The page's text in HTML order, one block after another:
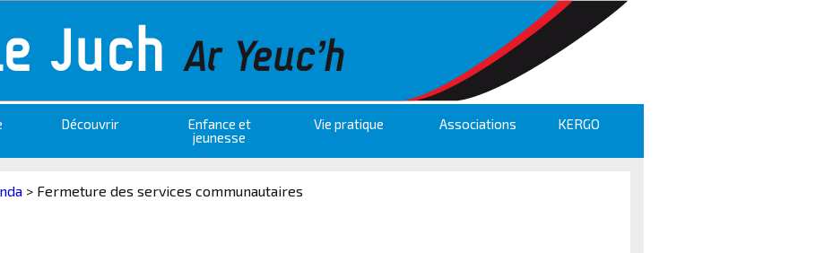
Découvrir
Enfance et
jeunesse
Vie pratique Associations KERGO
> Fermeture des services communautaires